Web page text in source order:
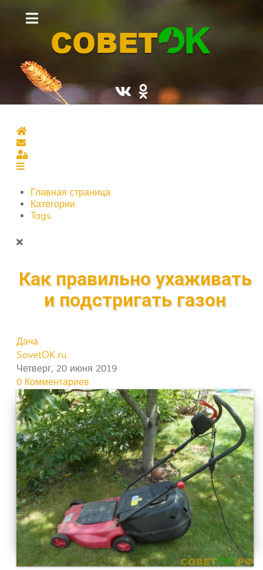
Главная страница
Подписаться на блог
Sign In
Главная страница
Категории
Tags
Как правильно ухаживать
и подстригать газон
Дача
SovetOK.ru
Четверг, 20 июня 2019
0 Комментариев